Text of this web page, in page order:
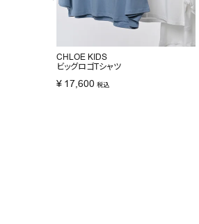
CHLOE KIDS
ビッグロゴTシャツ
¥ 17,600 税込